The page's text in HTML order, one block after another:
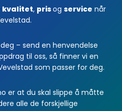
kvalitet, prisog service når
– send en henvendelse
til oss, så finner vi en
som passer for deg.
er at du skal slippe å måtte
alle de forskjellige